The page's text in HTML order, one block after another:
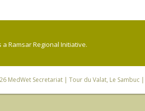
a Ramsar Regional Initiative.
MedWet Secretariat| Tour du Valat, Le Sambuc